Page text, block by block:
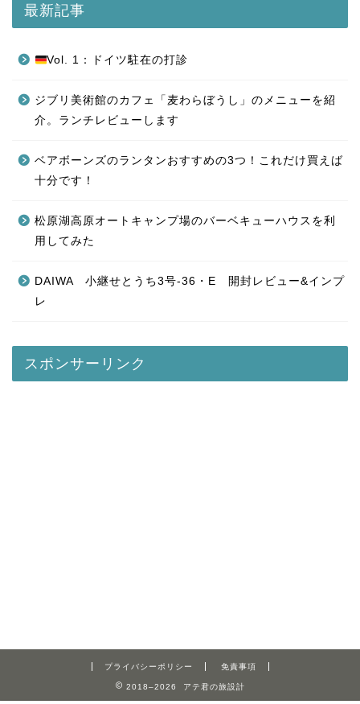
最新記事
Vol. 1：ドイツ駐在の打診
ジブリ美術館のカフェ「麦わらぼうし」のメニューを紹
介。ランチレビューします
ベアボーンズのランタンおすすめの3つ！これだけ買えば
十分です！
松原湖高原オートキャンプ場のバーベキューハウスを利
用してみた
DAIWA 小継せとうち3号-36・E 開封レビュー&インプ
レ
スポンサーリンク
プライバシーポリシー 免責事項
2018–2026 アテ君の旅設計